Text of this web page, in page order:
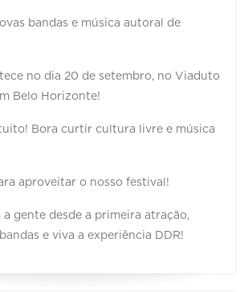
bandas e música autoral de
no dia 20 de setembro, no Viaduto
Belo Horizonte!
Bora curtir cultura livre e música
aproveitar o nosso festival!
gente desde a primeira atração,
e viva a experiência DDR!